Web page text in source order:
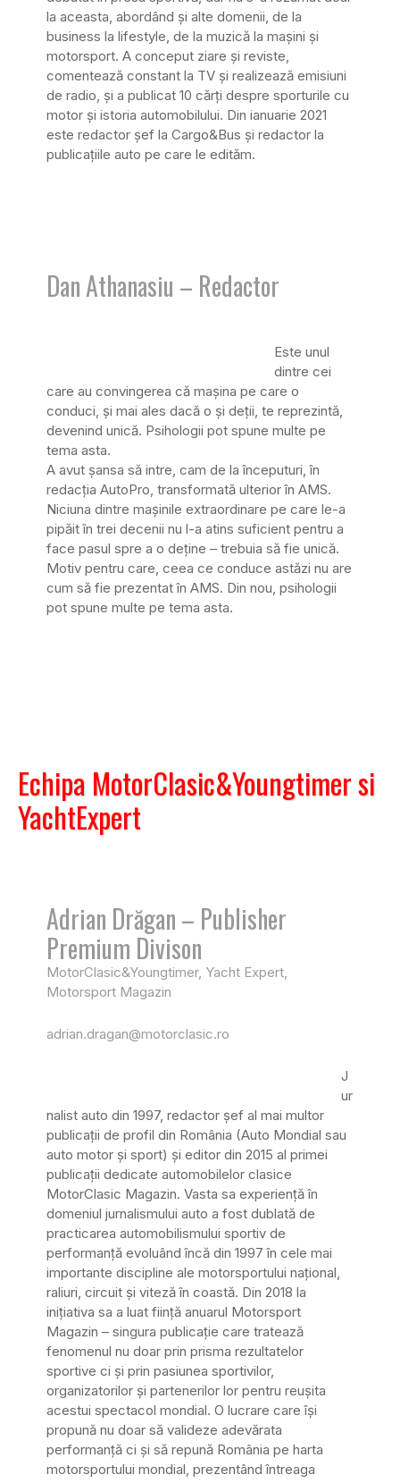
la aceasta, abordând și alte domenii, de la
business la lifestyle, de la muzică la mașini și
motorsport. A conceput ziare și reviste,
comentează constant la TV și realizează emisiuni
de radio, și a publicat 10 cărți despre sporturile cu
motor și istoria automobilului. Din ianuarie 2021
este redactor șef la Cargo&Bus și redactor la
publicațiile auto pe care le edităm.
Dan Athanasiu – Redactor
Este unul
dintre cei
care au convingerea că mașina pe care o
conduci, și mai ales dacă o și deții, te reprezintă,
devenind unică. Psihologii pot spune multe pe
tema asta.
A avut șansa să intre, cam de la începuturi, în
redacția AutoPro, transformată ulterior în AMS.
Niciuna dintre mașinile extraordinare pe care le-a
pipăit în trei decenii nu l-a atins suficient pentru a
face pasul spre a o deține – trebuia să fie unică.
Motiv pentru care, ceea ce conduce astăzi nu are
cum să fie prezentat în AMS. Din nou, psihologii
pot spune multe pe tema asta.
Echipa MotorClasic&Youngtimer si
YachtExpert
Adrian Drăgan – Publisher
Premium Divison
MotorClasic&Youngtimer, Yacht Expert,
Motorsport Magazin
adrian.dragan@motorclasic.ro
J
ur
nalist auto din 1997, redactor șef al mai multor
publicații de profil din România (Auto Mondial sau
auto motor și sport) și editor din 2015 al primei
publicații dedicate automobilelor clasice
MotorClasic Magazin. Vasta sa experiență în
domeniul jurnalismului auto a fost dublată de
practicarea automobilismului sportiv de
performanță evoluând încă din 1997 în cele mai
importante discipline ale motorsportului național,
raliuri, circuit și viteză în coastă. Din 2018 la
inițiativa sa a luat ființă anuarul Motorsport
Magazin – singura publicație care tratează
fenomenul nu doar prin prisma rezultatelor
sportive ci și prin pasiunea sportivilor,
organizatorilor și partenerilor lor pentru reușita
acestui spectacol mondial. O lucrare care își
propună nu doar să valideze adevărata
performanță ci și să repună România pe harta
motorsportului mondial, prezentând întreaga